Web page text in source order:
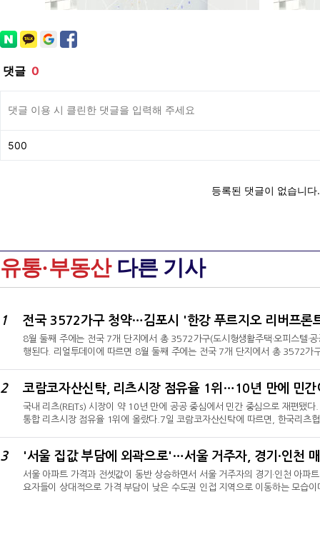
유통·부동산다른 기사
1 전국 3572가구 청약…김포시 '한강 푸르지오 리버프론
8월 둘째 주에는 전국 7개 단지에서 총 3572가구(도시형생활주택·오피스텔·
행된다. 리얼투데이에 따르면 8월 둘째 주에는 전국 7개 단지에서 총 3572가
트'다. 시행사 한강시네폴리스개발은 오는 11일 이 단지의 1순위 청약을 받는
2 코람코자산신탁, 리츠시장 점유율 1위…10년 만에 민간
국내 리츠(REITs) 시장이 약 10년 만에 공공 중심에서 민간 중심으로 재편됐
통합 리츠시장 점유율 1위에 올랐다.7일 코람코자산신탁에 따르면, 한국리
장점유율 12.7%로 근소한 차이의 2위를 기록했다. 한국리츠협회는 민관 통
3 '서울 집값 부담에 외곽으로'…서울 거주자, 경기·인천
서울 아파트 가격과 전셋값이 동반 상승하면서 서울 거주자의 경기·인천 아파
요자들이 상대적으로 가격 부담이 낮은 수도권 인접 지역으로 이동하는 모습